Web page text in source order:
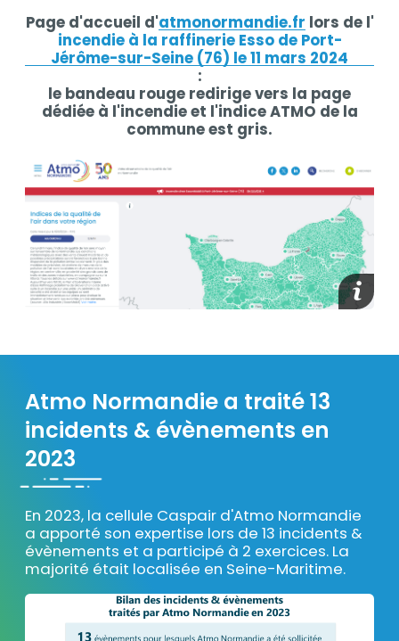
Page d'accueil d'atmonormandie.fr lors de l'
incendie à la raffinerie Esso de Port-
Jérôme-sur-Seine (76) le 11 mars 2024
:
le bandeau rouge redirige vers la page
dédiée à l'incendie et l'indice ATMO de la
commune est gris.
Texte
Atmo Normandie a traité 13
incidents & évènements en
2023
En 2023, la cellule Caspair d'Atmo Normandie
a apporté son expertise lors de 13 incidents &
évènements et a participé à 2 exercices. La
majorité était localisée en Seine-Maritime.